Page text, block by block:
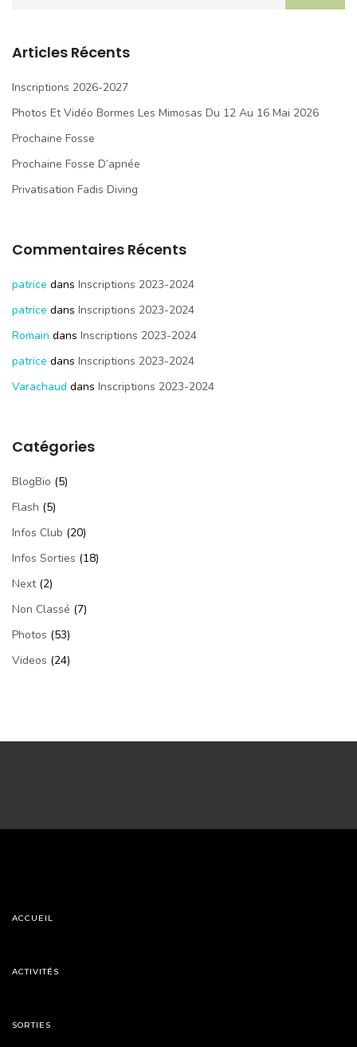
Articles Récents
Inscriptions 2026-2027
Photos Et Vidéo Bormes Les Mimosas Du 12 Au 16 Mai 2026
Prochaine Fosse
Prochaine Fosse D’apnée
Privatisation Fadis Diving
Commentaires Récents
patrice dans Inscriptions 2023-2024
patrice dans Inscriptions 2023-2024
Romain dans Inscriptions 2023-2024
patrice dans Inscriptions 2023-2024
Varachaud dans Inscriptions 2023-2024
Catégories
BlogBio (5)
Flash (5)
Infos Club (20)
Infos Sorties (18)
Next(2)
Non Classé (7)
Photos (53)
Videos (24)
ACCUEIL
ACTIVITÉS
SORTIES